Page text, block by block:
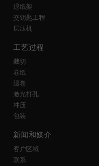
退纸架
交钥匙工程
层压机
工艺过程
裁切
卷纸
退卷
激光打孔
冲压
包装
新闻和媒介
客户区域
联系